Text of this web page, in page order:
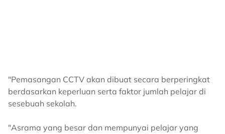
"Pemasangan CCTV akan dibuat secara berperingkat
berdasarkan keperluan serta faktor jumlah pelajar di
sesebuah sekolah.
"Asrama yang besar dan mempunyai pelajar yang